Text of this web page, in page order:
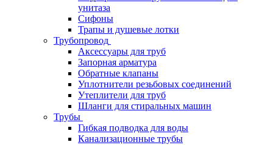
унитаза
Сифоны
Трапы и душевые лотки
Трубопровод
Аксессуары для труб
Запорная арматура
Обратные клапаны
Уплотнители резьбовых соединений
Утеплители для труб
Шланги для стиральных машин
Трубы
Гибкая подводка для воды
Канализационные трубы